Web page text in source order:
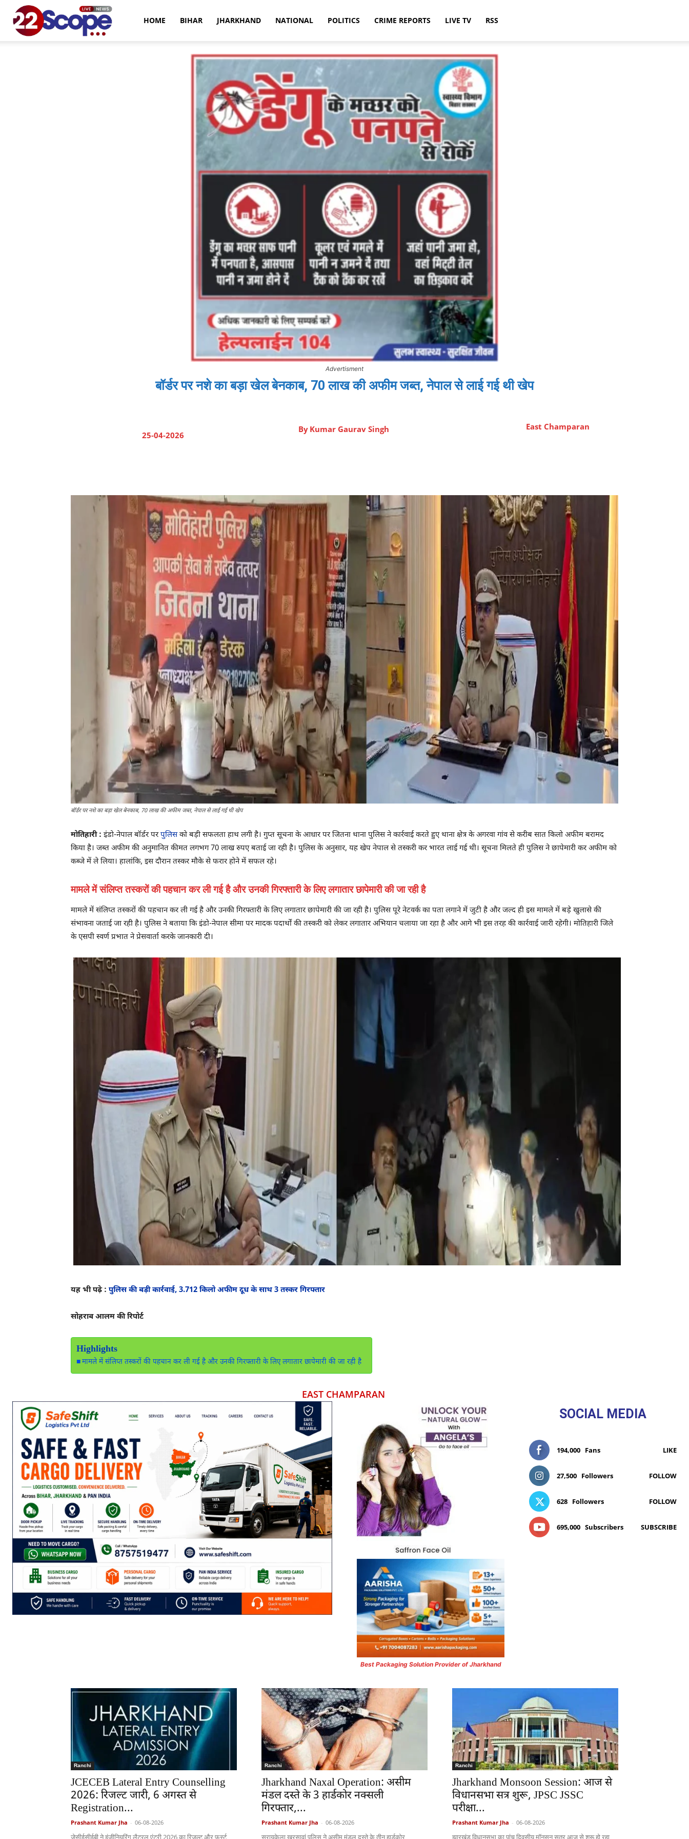
HOME BIHAR JHARKHAND NATIONAL POLITICS CRIME REPORTS LIVE TV RSS
Advertisment
बॉर्डर पर नशे का बड़ा खेल बेनकाब, 70 लाख की अफीम जब्त, नेपाल से लाई गई थी खेप
25-04-2026
By Kumar Gaurav Singh East Champaran
बॉर्डर पर नशे का बड़ा खेल बेनकाब, 70 लाख की अफीम जब्त, नेपाल से लाई गई थी खेप
मोतिहारी : इंडो-नेपाल बॉर्डर परपुलिसको बड़ी सफलता हाथ लगी है। गुप्त सूचना के आधार पर जितना थाना पुलिस ने कार्रवाई करते हुए थाना क्षेत्र के अगरवा गांव से करीब सात किलो अफीम बरामद
किया है। जब्त अफीम की अनुमानित कीमत लगभग 70 लाख रुपए बताई जा रही है। पुलिस के अनुसार, यह खेप नेपाल से तस्करी कर भारत लाई गई थी। सूचना मिलते ही पुलिस ने छापेमारी कर अफीम को
कब्जे में ले लिया। हालांकि, इस दौरान तस्कर मौके से फरार होने में सफल रहे।
मामले में संलिप्त तस्करों की पहचान कर ली गई है और उनकी गिरफ्तारी के लिए लगातार छापेमारी की जा रही है
मामले में संलिप्त तस्करों की पहचान कर ली गई है और उनकी गिरफ्तारी के लिए लगातार छापेमारी की जा रही है। पुलिस पूरे नेटवर्क का पता लगाने में जुटी है और जल्द ही इस मामले में बड़े खुलासे की
संभावना जताई जा रही है। पुलिस ने बताया कि इंडो-नेपाल सीमा पर मादक पदार्थों की तस्करी को लेकर लगातार अभियान चलाया जा रहा है और आगे भी इस तरह की कार्रवाई जारी रहेगी। मोतिहारी जिले
के एसपी स्वर्ण प्रभात ने प्रेसवार्ता करके जानकारी दी।
यह भी पढ़े : पुलिस की बड़ी कार्रवाई, 3.712 किलो अफीम दूध के साथ 3 तस्कर गिरफ्तार
सोहराब आलम की रिपोर्ट
Highlights
मामले में संलिप्त तस्करों की पहचान कर ली गई है और उनकी गिरफ्तारी के लिए लगातार छापेमारी की जा रही है
EAST CHAMPARAN
Best Packaging Solution Provider of Jharkhand
SOCIAL MEDIA
194,000 Fans LIKE
27,500 Followers FOLLOW
628 Followers FOLLOW
695,000 Subscribers SUBSCRIBE
Ranchi
JCECEB Lateral Entry Counselling
2026: रिजल्ट जारी, 6 अगस्त से
Registration...
Prashant Kumar Jha - 06-08-2026
Ranchi
Jharkhand Naxal Operation: असीम
मंडल दस्ते के 3 हार्डकोर नक्सली
गिरफ्तार,...
Prashant Kumar Jha - 06-08-2026
Ranchi
Jharkhand Monsoon Session: आज से
विधानसभा सत्र शुरू, JPSC JSSC
परीक्षा...
Prashant Kumar Jha - 06-08-2026